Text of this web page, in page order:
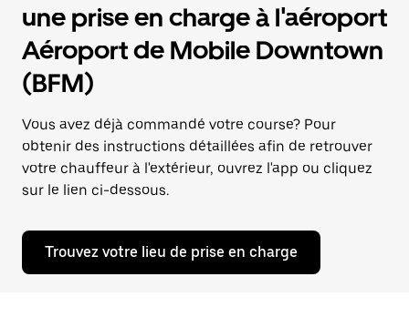
une prise en charge à l'aéroport
Aéroport de Mobile Downtown
(BFM)
Vous avez déjà commandé votre course? Pour
obtenir des instructions détaillées afin de retrouver
votre chauffeur à l'extérieur, ouvrez l'app ou cliquez
sur le lien ci-dessous.
Trouvez votre lieu de prise en charge